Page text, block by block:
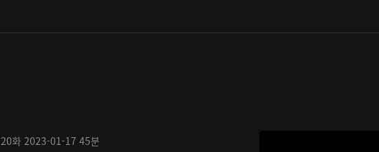
20화 2023-01-17 45분